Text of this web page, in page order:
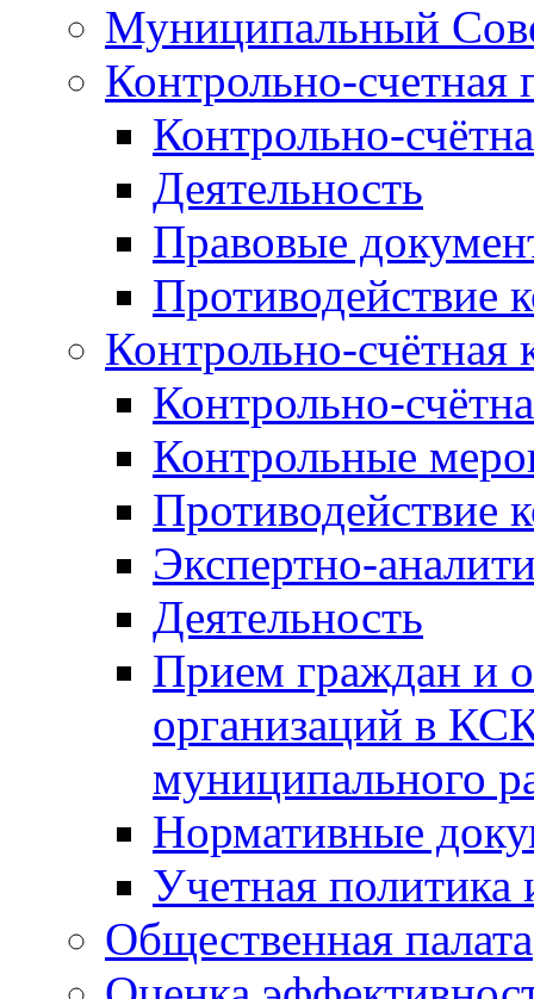
Муниципальный
Контрольно-счетная
Контрольно-
Деятельность
Правовые
Противодействие
Контрольно-счётная
Контрольно-
Контрольные
Противодействие
Экспертно-
Деятельность
Прием граждан и
организаций в
муниципального
Нормативные
Учетная политика
Общественная палата